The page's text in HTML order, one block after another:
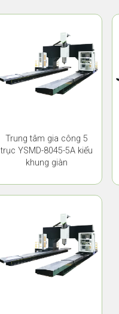
Trung tâm gia công 5
trục YSMD-8045-5A kiểu
khung giàn